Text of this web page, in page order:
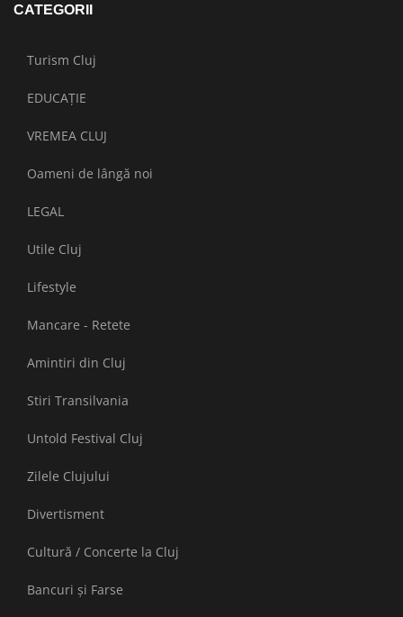
CATEGORII
Turism Cluj
EDUCAȚIE
VREMEA CLUJ
Oameni de lângă noi
LEGAL
Utile Cluj
Lifestyle
Mancare - Retete
Amintiri din Cluj
Stiri Transilvania
Untold Festival Cluj
Zilele Clujului
Divertisment
Cultură / Concerte la Cluj
Bancuri și Farse